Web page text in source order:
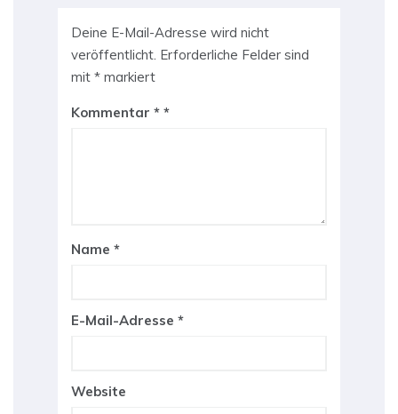
Deine E-Mail-Adresse wird nicht
veröffentlicht. Erforderliche Felder sind
mit * markiert
Kommentar *
Name *
E-Mail-Adresse *
Website